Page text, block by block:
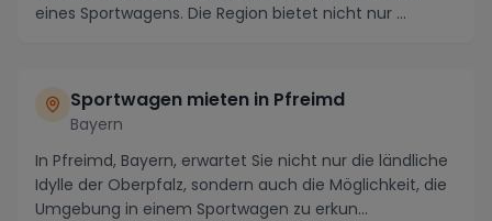
eines Sportwagens. Die Region bietet nicht nur ...
Sportwagen mieten in Pfreimd
Bayern
In Pfreimd, Bayern, erwartet Sie nicht nur die ländliche
Idylle der Oberpfalz, sondern auch die Möglichkeit, die
Umgebung in einem Sportwagen zu erkun...